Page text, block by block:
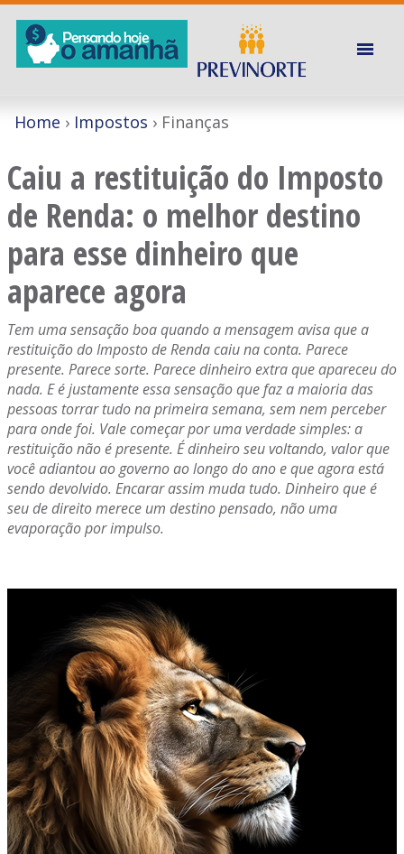
Home Impostos Finanças
Caiu a restituição do Imposto
de Renda: o melhor destino
para esse dinheiro que
aparece agora
Tem uma sensação boa quando a mensagem avisa que a
restituição do Imposto de Renda caiu na conta. Parece
presente. Parece sorte. Parece dinheiro extra que apareceu do
nada. E é justamente essa sensação que faz a maioria das
pessoas torrar tudo na primeira semana, sem nem perceber
para onde foi. Vale começar por uma verdade simples: a
restituição não é presente. É dinheiro seu voltando, valor que
você adiantou ao governo ao longo do ano e que agora está
sendo devolvido. Encarar assim muda tudo. Dinheiro que é
seu de direito merece um destino pensado, não uma
evaporação por impulso.